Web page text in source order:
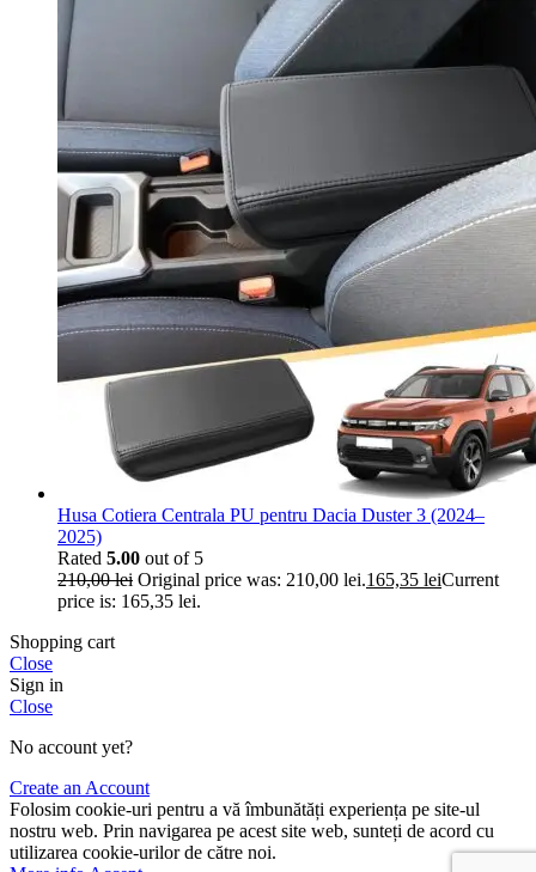
Husa Cotiera Centrala PU pentru Dacia Duster 3 (2024–
2025)
Rated 5.00 out of 5
210,00lei Original price was: 210,00 lei.165,35 leiCurrent
price is: 165,35 lei.
Shopping cart
Close
Sign in
Close
No account yet?
Create an Account
Folosim cookie-uri pentru a vă îmbunătăți experiența pe site-ul
nostru web. Prin navigarea pe acest site web, sunteți de acord cu
utilizarea cookie-urilor de către noi.